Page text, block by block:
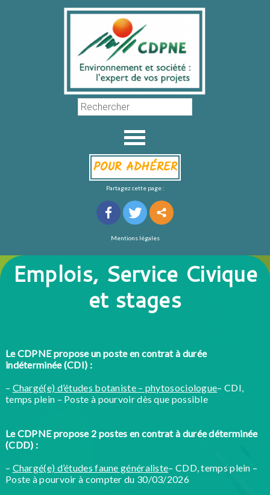
POUR ADHÉRER
Partagez cette page :
Mentions légales
Emplois, Service Civique
et stages
Le CDPNE propose un poste en contrat à durée
indéterminée (CDI) :
– Chargé(e) d’études botaniste – phytosociologue– CDI,
temps plein – Poste à pourvoir dès que possible
Le CDPNE propose 2 postes en contrat à durée déterminée
(CDD) :
– Chargé(e) d’études faune généraliste– CDD, temps plein –
Poste à pourvoir à compter du 30/03/2026